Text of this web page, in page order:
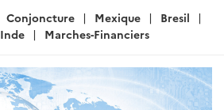
Conjoncture Mexique
Bresil
Inde Marches-Financiers